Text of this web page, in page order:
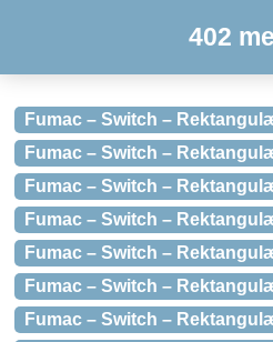
402
Fumac – Switch –
Fumac – Switch –
Fumac – Switch –
Fumac – Switch –
Fumac – Switch –
Fumac – Switch –
Fumac – Switch –